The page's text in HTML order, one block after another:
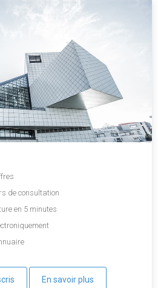
de consultation
en 5 minutes
En savoir plus